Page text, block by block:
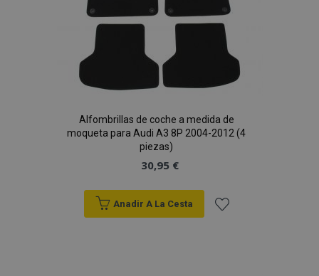
Alfombrillas de coche a medida de
moqueta para Audi A3 8P 2004-2012 (4
piezas)
30,95 €
Anadir A La Cesta